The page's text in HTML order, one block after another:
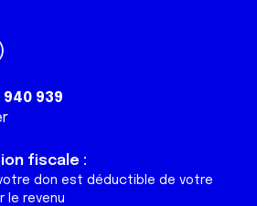
940 939
fiscale :
don est déductible de votre
le revenu